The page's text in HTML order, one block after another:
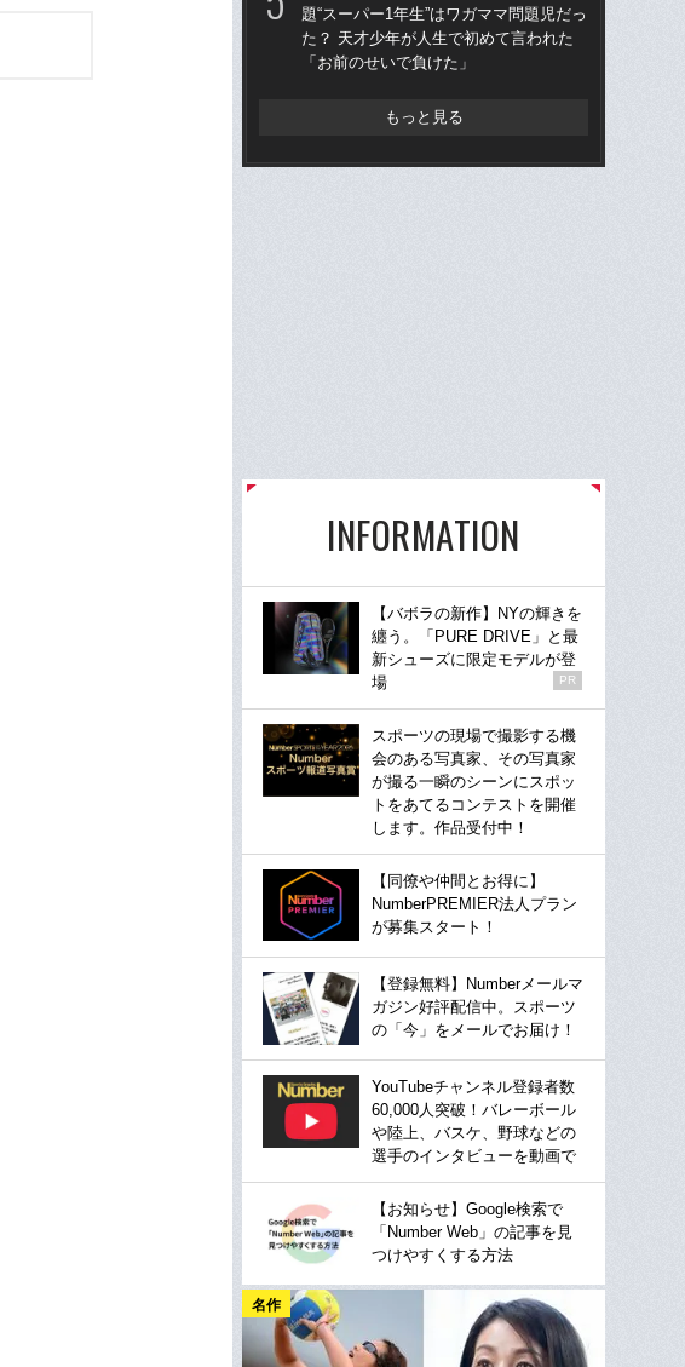
題“スーパー1年生”はワガママ問題児だっ
た？ 天才少年が人生で初めて言われた
「お前のせいで負けた」
もっと見る
INFORMATION
【バボラの新作】NYの輝きを
纏う。「PURE DRIVE」と最
新シューズに限定モデルが登
場
PR
スポーツの現場で撮影する機
会のある写真家、その写真家
が撮る一瞬のシーンにスポッ
トをあてるコンテストを開催
します。作品受付中！
【同僚や仲間とお得に】
NumberPREMIER法人プラン
が募集スタート！
【登録無料】Numberメールマ
ガジン好評配信中。スポーツ
の「今」をメールでお届け！
YouTubeチャンネル登録者数
60,000人突破！バレーボール
や陸上、バスケ、野球などの
選手のインタビューを動画で
【お知らせ】Google検索で
「Number Web」の記事を見
つけやすくする方法
名作